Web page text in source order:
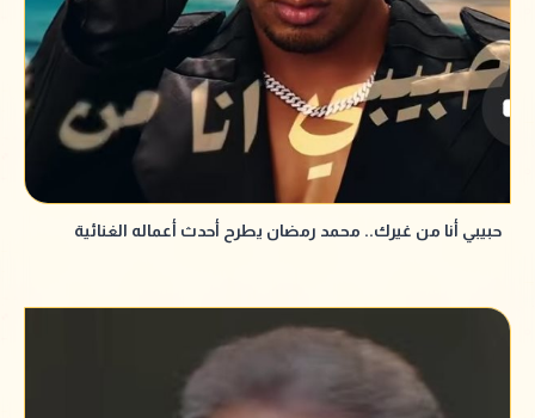
حبيبي أنا من غيرك.. محمد رمضان يطرح أحدث أعماله الغنائية